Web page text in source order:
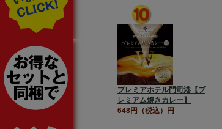
プレミアホテル門司港【プ
レミアム焼きカレー】
648円（税込）円